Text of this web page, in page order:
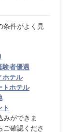
条件がよく見
験者優遇
ホテル
トホテル
ト
みができま
ご確認くださ